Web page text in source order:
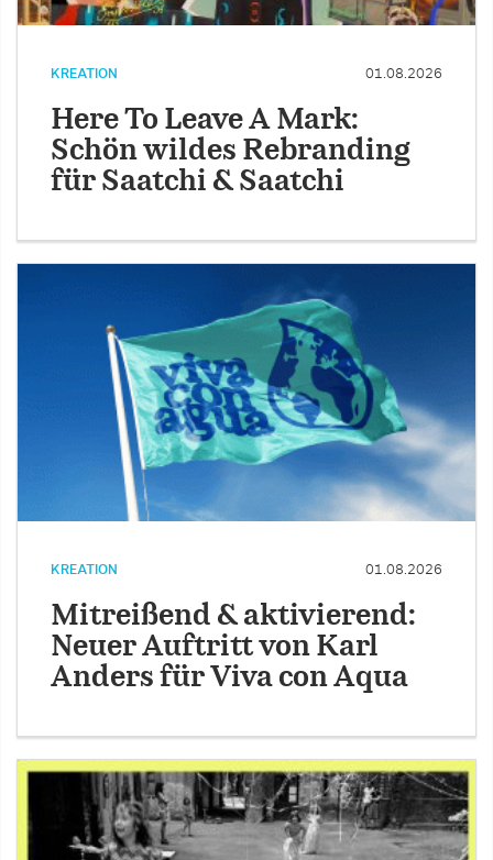
KREATION 01.08.2026
Here To Leave A Mark:
Schön wildes Rebranding
für Saatchi & Saatchi
KREATION 01.08.2026
Mitreißend & aktivierend:
Neuer Auftritt von Karl
Anders für Viva con Aqua